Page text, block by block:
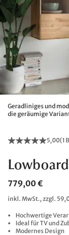
Geradliniges und
die geräumige
5,00(1
779,00 €
inkl. MwSt., zzgl.
Hochwertige
Ideal für TV und
Modernes Design